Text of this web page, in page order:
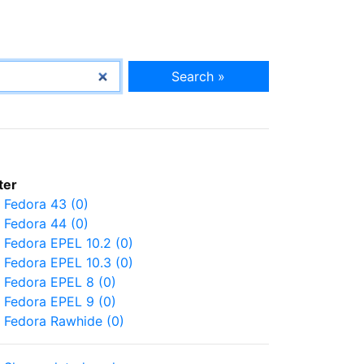
Search »
Fedora 43 (0)
Fedora 44 (0)
Fedora EPEL 10.2 (0)
Fedora EPEL 10.3 (0)
Fedora EPEL 8 (0)
Fedora EPEL 9 (0)
Fedora Rawhide (0)